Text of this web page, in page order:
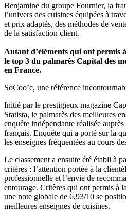
Benjamine du groupe Fournier, la
l’univers des cuisines équipées à
et prix adaptés, des méthodes de
de la satisfaction client.
Autant d’éléments qui ont permis
le top 3 du palmarès Capital des
en France.
SoCoo’c, une référence
Initié par le prestigieux magazine
Statista, le palmarès des meilleures
enquête indépendante réalisée
français. Enquête qui a porté sur la
les enseignes fréquentées au cours
Le classement a ensuite été établi à
critères : l’attention portée à la
professionnelle et l’envie de
entourage. Critères qui ont permis à la
une note globale de 6,93/10 se
meilleures enseignes de cuisines.